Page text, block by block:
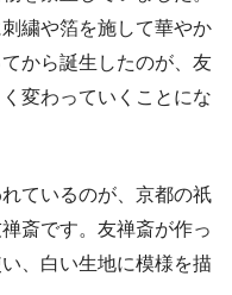
繍や箔を施して華やか
から誕生したのが、友
変わっていくことにな
ているのが、京都の祇
斎です。友禅斎が作っ
、白い生地に模様を描